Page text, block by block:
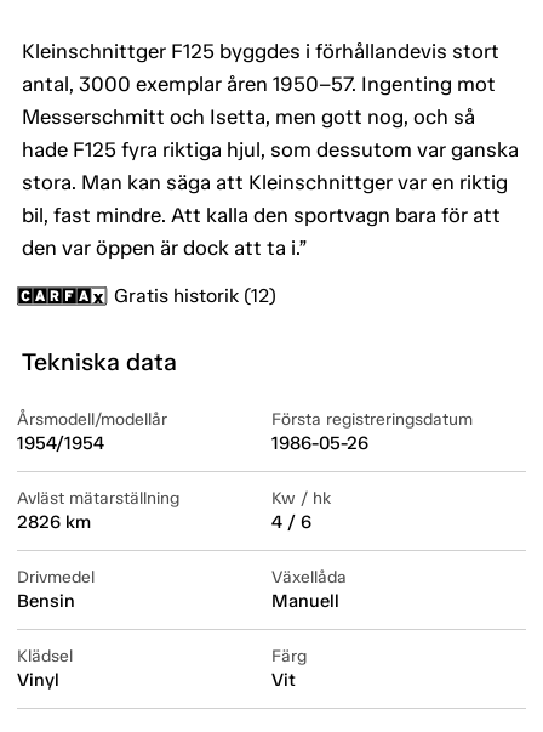
Kleinschnittger F125 byggdes i förhållandevis stort
antal, 3000 exemplar åren 1950–57. Ingenting mot
Messerschmitt och Isetta, men gott nog, och så
hade F125 fyra riktiga hjul, som dessutom var ganska
stora. Man kan säga att Kleinschnittger var en riktig
bil, fast mindre. Att kalla den sportvagn bara för att
den var öppen är dock att ta i.”
Gratis historik (12)
Tekniska data
Årsmodell/modellår
1954/1954
Första registreringsdatum
1986-05-26
Avläst mätarställning
2826 km
Kw / hk
4 / 6
Drivmedel
Bensin
Växellåda
Manuell
Klädsel
Vinyl
Färg
Vit